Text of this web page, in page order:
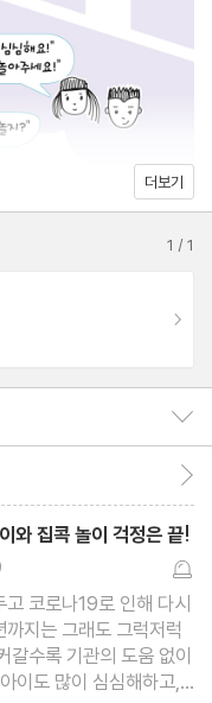
새
체험관
물들
더보기
1 /1
와 집콕 놀이 걱정은 끝!
코로나19로 인해 다시
지는 그래도 그럭저럭
갈수록 기관의 도움 없이
이도 많이 심심해하고,